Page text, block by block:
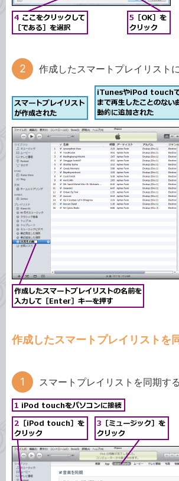
作成したスマートプレイリスト
作成したスマートプレイリストを
スマートプレイリストを同期する